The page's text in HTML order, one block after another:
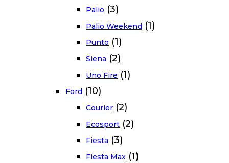
Palio (3)
Palio Weekend (1)
Punto (1)
Siena (2)
Uno Fire (1)
Ford (10)
Courier (2)
Ecosport (2)
Fiesta (3)
Fiesta Max (1)